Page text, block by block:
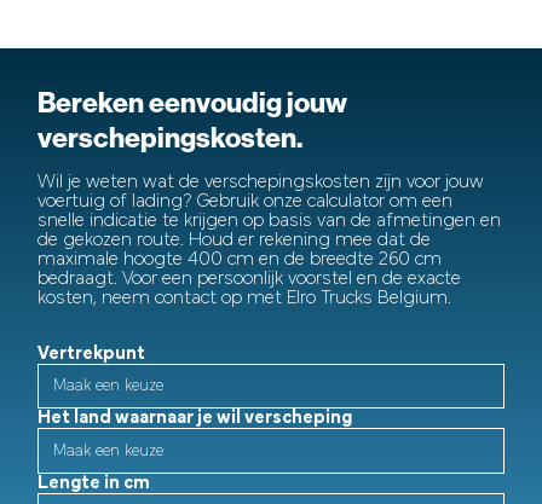
Bereken eenvoudig jouw
verschepingskosten.
Wil je weten wat de verschepingskosten zijn voor jouw
voertuig of lading? Gebruik onze calculator om een
snelle indicatie te krijgen op basis van de afmetingen en
de gekozen route. Houd er rekening mee dat de
maximale hoogte 400 cm en de breedte 260 cm
bedraagt. Voor een persoonlijk voorstel en de exacte
kosten, neem contact op met Elro Trucks Belgium.
Vertrekpunt
Het land waarnaar je wil verscheping
Lengte in cm